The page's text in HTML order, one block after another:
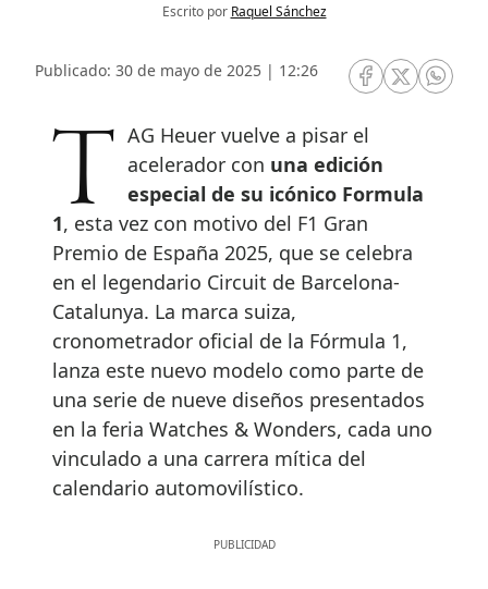
Escrito por Raquel Sánchez
Publicado: 30 de mayo de 2025 | 12:26
RRSS Facebook
RRSSRRSS
TAG Heuer vuelve a pisar el acelerador con una edición
especial de su icónico Formula
1, esta vez con motivo del F1 Gran
Premio de España 2025, que se celebra
en el legendario Circuit de Barcelona-
Catalunya. La marca suiza,
cronometrador oficial de la Fórmula 1,
lanza este nuevo modelo como parte de
una serie de nueve diseños presentados
en la feria Watches & Wonders, cada uno
vinculado a una carrera mítica del
calendario automovilístico.